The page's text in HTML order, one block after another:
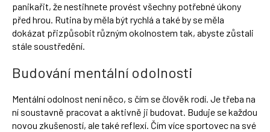
panikařit, že nestihnete provést všechny potřebné úkony
před hrou. Rutina by měla být rychlá a také by se měla
dokázat přizpůsobit různým okolnostem tak, abyste zůstali
stále soustředění.
Budování mentální odolnosti
Mentální odolnost není něco, s čím se člověk rodí. Je třeba na
ní soustavně pracovat a aktivně ji budovat. Buduje se každou
novou zkušeností, ale také reflexí. Čím více sportovec na své